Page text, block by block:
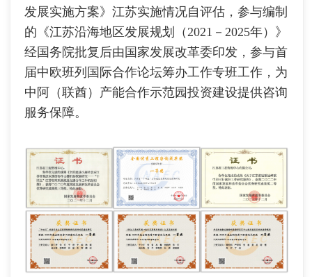
发展实施方案》江苏实施情况自评估，参与编制
的《江苏沿海地区发展规划（2021－2025年）》
经国务院批复后由国家发展改革委印发，参与首
届中欧班列国际合作论坛筹办工作专班工作，为
中阿（联酋）产能合作示范园投资建设提供咨询
服务保障。